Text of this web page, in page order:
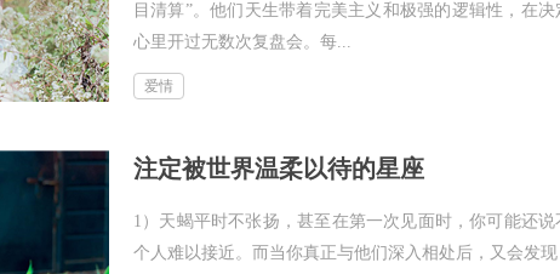
目清算”。他们天生带着完美主义和极强的逻辑性，在
心里开过无数次复盘会。每...
爱情
注定被世界温柔以待的星座
1）天蝎平时不张扬，甚至在第一次见面时，你可能还
个人难以接近。而当你真正与他们深入相处后，又会发